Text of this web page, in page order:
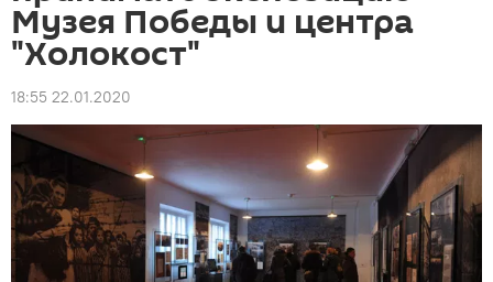
Музея Победы и центра
"Холокост"
18:55 22.01.2020